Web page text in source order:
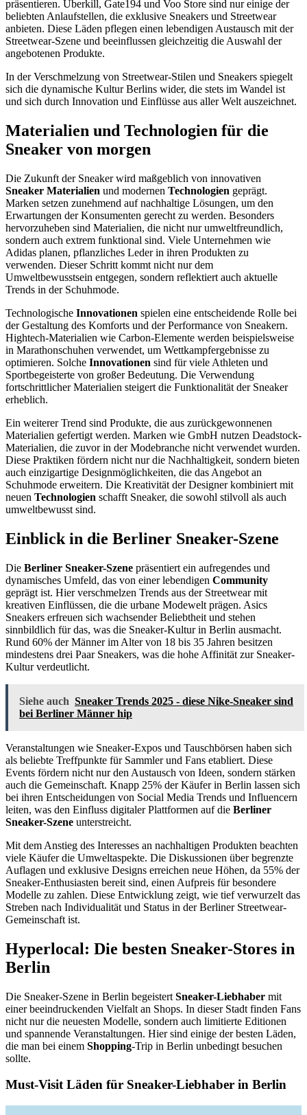
präsentieren. Überkill, Gate194 und Voo Store sind nur einige der
beliebten Anlaufstellen, die exklusive Sneakers und Streetwear
anbieten. Diese Läden pflegen einen lebendigen Austausch mit der
Streetwear-Szene und beeinflussen gleichzeitig die Auswahl der
angebotenen Produkte.
In der Verschmelzung von Streetwear-Stilen und Sneakers spiegelt
sich die dynamische Kultur Berlins wider, die stets im Wandel ist
und sich durch Innovation und Einflüsse aus aller Welt auszeichnet.
Materialien und Technologien für die
Sneaker von morgen
Die Zukunft der Sneaker wird maßgeblich von innovativen
Sneaker Materialien und modernen Technologien geprägt.
Marken setzen zunehmend auf nachhaltige Lösungen, um den
Erwartungen der Konsumenten gerecht zu werden. Besonders
hervorzuheben sind Materialien, die nicht nur umweltfreundlich,
sondern auch extrem funktional sind. Viele Unternehmen wie
Adidas planen, pflanzliches Leder in ihren Produkten zu
verwenden. Dieser Schritt kommt nicht nur dem
Umweltbewusstsein entgegen, sondern reflektiert auch aktuelle
Trends in der Schuhmode.
Technologische Innovationen spielen eine entscheidende Rolle bei
der Gestaltung des Komforts und der Performance von Sneakern.
Hightech-Materialien wie Carbon-Elemente werden beispielsweise
in Marathonschuhen verwendet, um Wettkampfergebnisse zu
optimieren. Solche Innovationen sind für viele Athleten und
Sportbegeisterte von großer Bedeutung. Die Verwendung
fortschrittlicher Materialien steigert die Funktionalität der Sneaker
erheblich.
Ein weiterer Trend sind Produkte, die aus zurückgewonnenen
Materialien gefertigt werden. Marken wie GmbH nutzen Deadstock-
Materialien, die zuvor in der Modebranche nicht verwendet wurden.
Diese Praktiken fördern nicht nur die Nachhaltigkeit, sondern bieten
auch einzigartige Designmöglichkeiten, die das Angebot an
Schuhmode erweitern. Die Kreativität der Designer kombiniert mit
neuen Technologien schafft Sneaker, die sowohl stilvoll als auch
umweltbewusst sind.
Einblick in die Berliner Sneaker-Szene
Die Berliner Sneaker-Szene präsentiert ein aufregendes und
dynamisches Umfeld, das von einer lebendigen Community
geprägt ist. Hier verschmelzen Trends aus der Streetwear mit
kreativen Einflüssen, die die urbane Modewelt prägen. Asics
Sneakers erfreuen sich wachsender Beliebtheit und stehen
sinnbildlich für das, was die Sneaker-Kultur in Berlin ausmacht.
Rund 60% der Männer im Alter von 18 bis 35 Jahren besitzen
mindestens drei Paar Sneakers, was die hohe Affinität zur Sneaker-
Kultur verdeutlicht.
Siehe auch Sneaker Trends 2025 - diese Nike-Sneaker sind
bei Berliner Männer hip
Veranstaltungen wie Sneaker-Expos und Tauschbörsen haben sich
als beliebte Treffpunkte für Sammler und Fans etabliert. Diese
Events fördern nicht nur den Austausch von Ideen, sondern stärken
auch die Gemeinschaft. Knapp 25% der Käufer in Berlin lassen sich
bei ihren Entscheidungen von Social Media Trends und Influencern
leiten, was den Einfluss digitaler Plattformen auf die Berliner
Sneaker-Szene unterstreicht.
Mit dem Anstieg des Interesses an nachhaltigen Produkten beachten
viele Käufer die Umweltaspekte. Die Diskussionen über begrenzte
Auflagen und exklusive Designs erreichen neue Höhen, da 55% der
Sneaker-Enthusiasten bereit sind, einen Aufpreis für besondere
Modelle zu zahlen. Diese Entwicklung zeigt, wie tief verwurzelt das
Streben nach Individualität und Status in der Berliner Streetwear-
Gemeinschaft ist.
Hyperlocal: Die besten Sneaker-Stores in
Berlin
Die Sneaker-Szene in Berlin begeistert Sneaker-Liebhaber mit
einer beeindruckenden Vielfalt an Shops. In dieser Stadt finden Fans
nicht nur die neuesten Modelle, sondern auch limitierte Editionen
und spannende Veranstaltungen. Hier sind einige der besten Läden,
die man bei einem Shopping-Trip in Berlin unbedingt besuchen
sollte.
Must-Visit Läden für Sneaker-Liebhaber in Berlin